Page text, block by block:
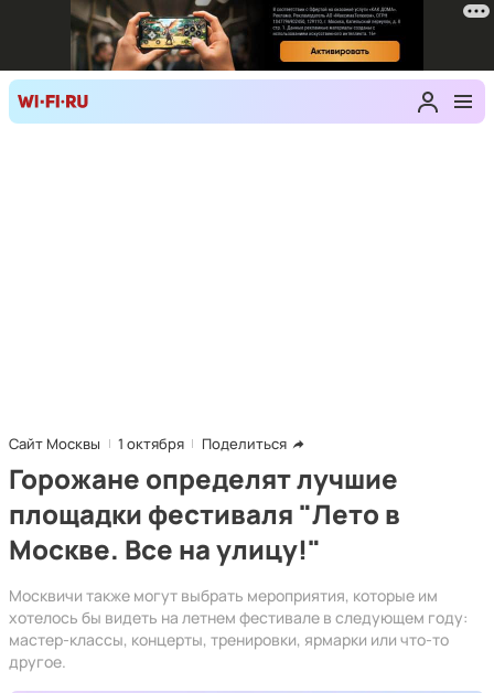
Сайт Москвы 1 октября Поделиться
Горожане определят лучшие
площадки фестиваля "Лето в
Москве. Все на улицу!"
Москвичи также могут выбрать мероприятия, которые им
хотелось бы видеть на летнем фестивале в следующем году:
мастер-классы, концерты, тренировки, ярмарки или что-то
другое.